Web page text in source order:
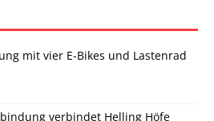
mit vier E-Bikes und Lastenrad
verbindet Helling Höfe